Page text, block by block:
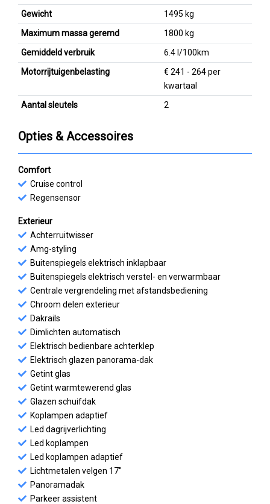
Gewicht
1495 kg
Maximum massa geremd
1800 kg
Gemiddeld verbruik
6.4 l/100km
Motorrijtuigenbelasting
€ 241 - 264 per
kwartaal
Aantal sleutels
2
Opties & Accessoires
Comfort
Cruise control
Regensensor
Exterieur
Achterruitwisser
Amg-styling
Buitenspiegels elektrisch inklapbaar
Buitenspiegels elektrisch verstel- en verwarmbaar
Centrale vergrendeling met afstandsbediening
Chroom delen exterieur
Dakrails
Dimlichten automatisch
Elektrisch bedienbare achterklep
Elektrisch glazen panorama-dak
Getint glas
Getint warmtewerend glas
Glazen schuifdak
Koplampen adaptief
Led dagrijverlichting
Led koplampen
Led koplampen adaptief
Lichtmetalen velgen 17"
Panoramadak
Parkeer assistent